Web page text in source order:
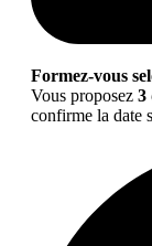
Formez-vous
Vous proposez 3
confirme la date